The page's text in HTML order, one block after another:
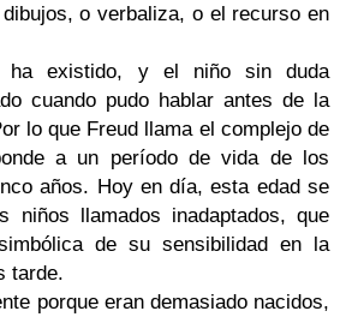
o verbaliza, o el recurso en
ha existido, y el niño sin duda
cuando pudo hablar antes de la
lo que Freud llama el complejo de
a un período de vida de los
años. Hoy en día, esta edad se
niños llamados inadaptados, que
de su sensibilidad en la
tarde.
porque eran demasiado nacidos,